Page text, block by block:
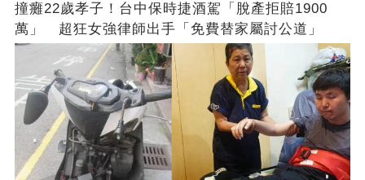
撞癱22歲孝子！台中保時捷酒駕「脫產拒賠1900
萬」 超狂女強律師出手「免費替家屬討公道」